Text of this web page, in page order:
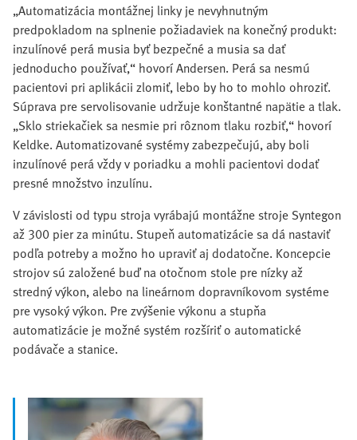
„Automatizácia montážnej linky je nevyhnutným
predpokladom na splnenie požiadaviek na konečný produkt:
inzulínové perá musia byť bezpečné a musia sa dať
jednoducho používať,“ hovorí Andersen. Perá sa nesmú
pacientovi pri aplikácii zlomiť, lebo by ho to mohlo ohroziť.
Súprava pre servolisovanie udržuje konštantné napätie a tlak.
„Sklo striekačiek sa nesmie pri rôznom tlaku rozbiť,“ hovorí
Keldke. Automatizované systémy zabezpečujú, aby boli
inzulínové perá vždy v poriadku a mohli pacientovi dodať
presné množstvo inzulínu.
V závislosti od typu stroja vyrábajú montážne stroje Syntegon
až 300 pier za minútu. Stupeň automatizácie sa dá nastaviť
podľa potreby a možno ho upraviť aj dodatočne. Koncepcie
strojov sú založené buď na otočnom stole pre nízky až
stredný výkon, alebo na lineárnom dopravníkovom systéme
pre vysoký výkon. Pre zvýšenie výkonu a stupňa
automatizácie je možné systém rozšíriť o automatické
podávače a stanice.